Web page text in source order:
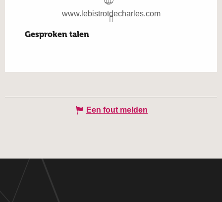
www.lebistrotdecharles.com
Gesproken talen
Gesproken talen
Een fout melden